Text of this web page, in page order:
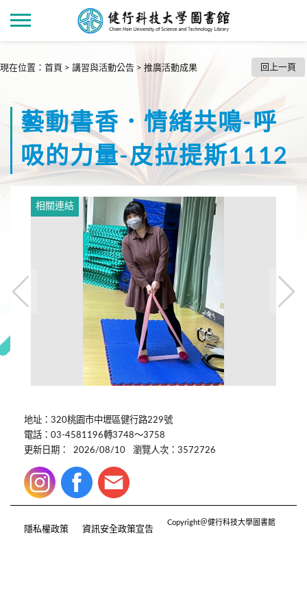
現在位置 ： 首頁 > 講習與活動公告 > 推廣活動成果 回上一頁
藝動書香．情緒共鳴-呼
吸的力量-皮拉提斯1112
相關連結
地址：320桃園市中壢區健行路229號
電話：03-4581196轉3748～3758
更新日期：
2026/08/10 瀏覽人次：3572726
隱私權政策 資訊安全政策宣告
Copyright＠健行科技大學圖書館